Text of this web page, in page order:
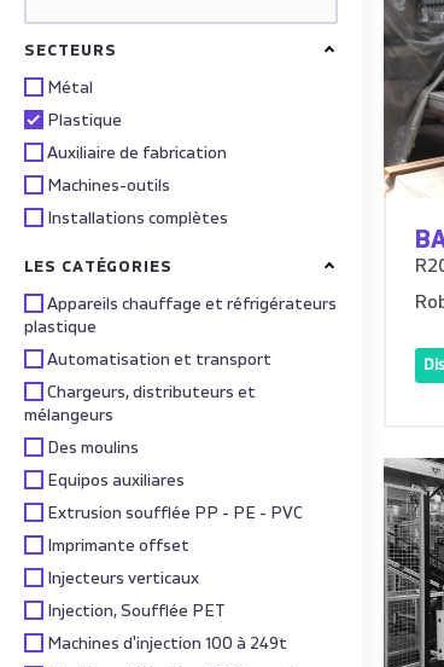
SECTEURS
Métal
Plastique
Auxiliaire de fabrication
Machines-outils
Installations complètes
LES CATÉGORIES
Appareils chauffage et réfrigérateurs
plastique
Automatisation et transport
Chargeurs, distributeurs et
mélangeurs
Des moulins
Equipos auxiliares
Extrusion soufflée PP - PE - PVC
Imprimante offset
Injecteurs verticaux
Injection, Soufflée PET
Machines d'injection 100 à 249t